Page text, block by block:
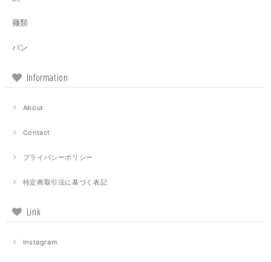
麺類
パン
Information
About
Contact
プライバシーポリシー
特定商取引法に基づく表記
Link
Instagram